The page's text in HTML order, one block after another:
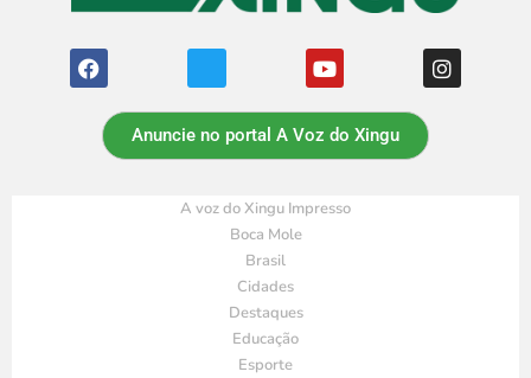
Anuncie no portal A Voz do Xingu
A voz do Xingu Impresso
Boca Mole
Brasil
Cidades
Destaques
Educação
Esporte